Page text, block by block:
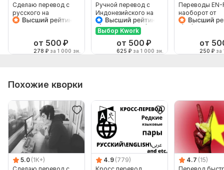
Сделаю перевод с
русского на
английский и
от 500 ₽
278 ₽ за 1 000 зн.
Ручной перевод с
Индонезийского на
Русский и наоборот
Выбор Kwork
от 500 ₽
625 ₽ за 1 000 зн.
Переводы EN-
наоборот от
от
250 ₽ за
Похожие кворки
5.0 (1K+)
4.9 (779)
4.7 (15)